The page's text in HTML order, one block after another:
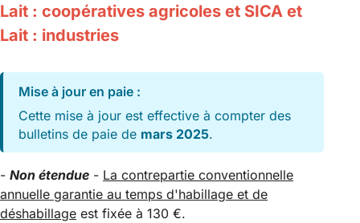
Lait : coopératives agricoles et SICA et
Lait : industries
Mise à jour en paie :
Cette mise à jour est effective à compter des
bulletins de paie de mars 2025.
- Non étendue - La contrepartie conventionnelle
annuelle garantie au temps d'habillage et de
déshabillage est fixée à 130 €.